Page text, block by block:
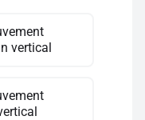
vertical